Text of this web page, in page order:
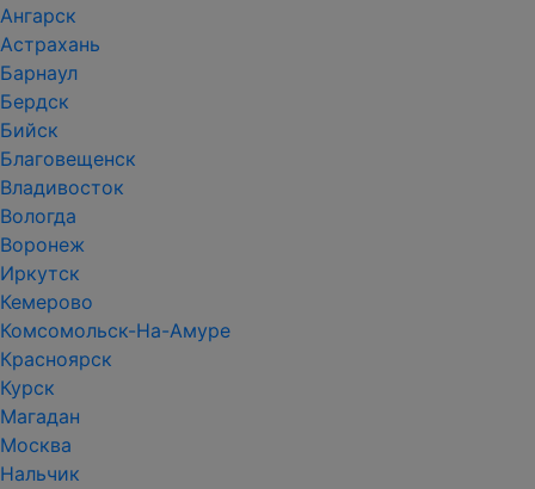
Ангарск
Астрахань
Барнаул
Бердск
Бийск
Благовещенск
Владивосток
Вологда
Воронеж
Иркутск
Кемерово
Комсомольск-На-Амуре
Красноярск
Курск
Магадан
Москва
Нальчик